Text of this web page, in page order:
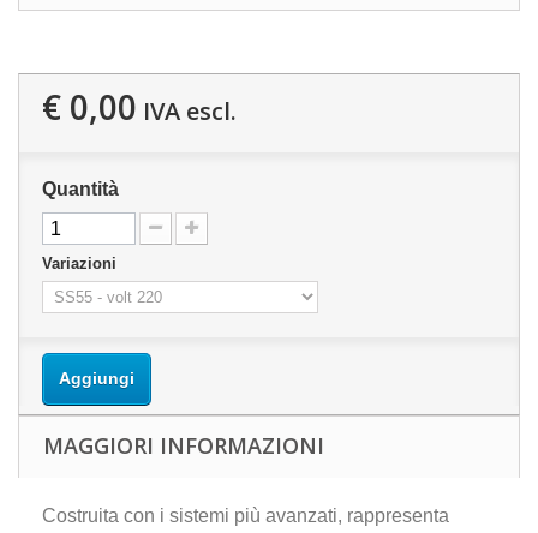
€ 0,00 IVA escl.
Quantità
Variazioni
Aggiungi
MAGGIORI INFORMAZIONI
Costruita con i sistemi più avanzati, rappresenta